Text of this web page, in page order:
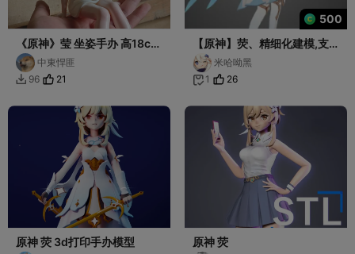
《原神》莹 坐姿手办 高18cm
可爱 多色打印 已分件 易上色
中東悍匪
 96 21
500
【原神】荧、精细化建模,支
持纹理(FDM/光固化打印)。
米哈呦黑
 1 26
原神 荧 3d打印手办模型 原神 荧